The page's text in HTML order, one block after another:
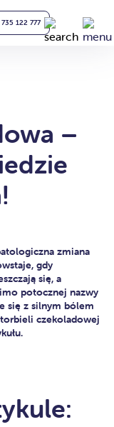
122 777
–
zmiana
gdy
się, a
potocznej nazwy
się z silnym bólem
czekoladowej